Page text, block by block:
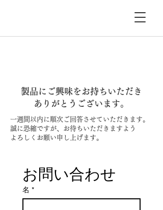
製品にご興味をお持ちいただき
ありがとうございます。
​一週間以内に順次ご回答させていただきます。
誠に恐縮ですが、お待ちいただきますよう
よろしくお願い申し上げます。
お問い合わせ
名 *